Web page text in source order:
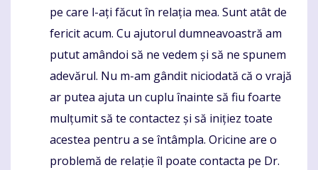
pe care l-ați făcut în relația mea. Sunt atât de
fericit acum. Cu ajutorul dumneavoastră am
putut amândoi să ne vedem și să ne spunem
adevărul. Nu m-am gândit niciodată că o vrajă
ar putea ajuta un cuplu înainte să fiu foarte
mulțumit să te contactez și să inițiez toate
acestea pentru a se întâmpla. Oricine are o
problemă de relație îl poate contacta pe Dr.